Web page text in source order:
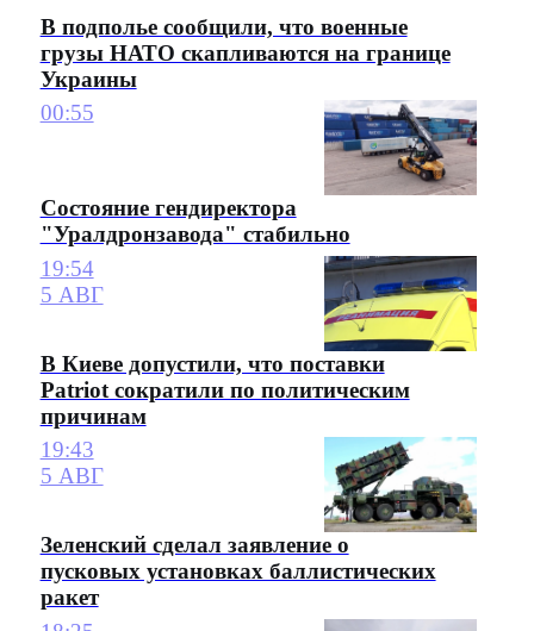
В подполье сообщили, что военные
грузы НАТО скапливаются на границе
Украины
00:55
Состояние гендиректора
"Уралдронзавода" стабильно
19:54
5 АВГ
В Киеве допустили, что поставки
Patriot сократили по политическим
причинам
19:43
5 АВГ
Зеленский сделал заявление о
пусковых установках баллистических
ракет